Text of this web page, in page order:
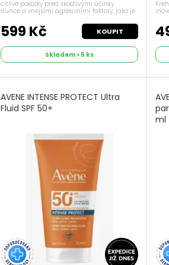
citlivé pokožky před škodlivými účinky
slunce a vnějšími agresivními faktory, jako je
ochrannou bariéru pokožky a pomáhá...
599 Kč KOUPIT
Skladem > 5 ks
AVENE INTENSE PROTECT Ultra
Fluid SPF 50+
ml